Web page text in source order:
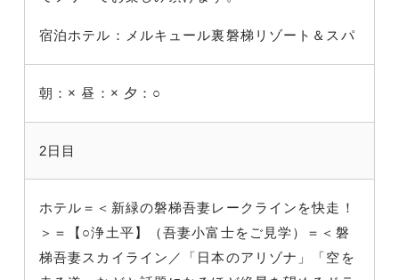
宿泊ホテル：メルキュール裏磐梯リゾート＆スパ
朝：× 昼：× 夕：○
2日目
ホテル＝＜新緑の磐梯吾妻レークラインを快走！
＞＝【○浄土平】（吾妻小富士をご見学）＝＜磐
梯吾妻スカイライン／「日本のアリゾナ」「空を